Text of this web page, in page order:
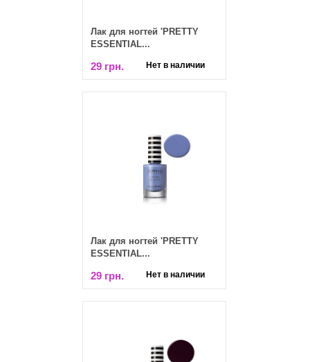
Лак для ногтей 'PRETTY
ESSENTIAL...
29 грн. Нет в наличии
Лак для ногтей 'PRETTY
ESSENTIAL...
29 грн. Нет в наличии